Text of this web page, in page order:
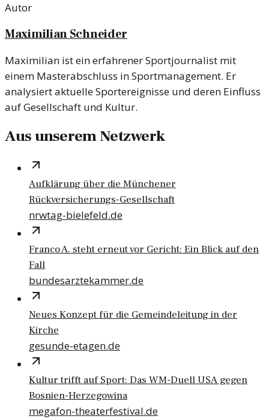
Autor
Maximilian Schneider
Maximilian ist ein erfahrener Sportjournalist mit
einem Masterabschluss in Sportmanagement. Er
analysiert aktuelle Sportereignisse und deren Einfluss
auf Gesellschaft und Kultur.
Aus unserem Netzwerk
Aufklärung über die Münchener
Rückversicherungs-Gesellschaft
nrwtag-bielefeld.de
Franco A. steht erneut vor Gericht: Ein Blick auf den
Fall
bundesarztekammer.de
Neues Konzept für die Gemeindeleitung in der
Kirche
gesunde-etagen.de
Kultur trifft auf Sport: Das WM-Duell USA gegen
Bosnien-Herzegowina
megafon-theaterfestival.de